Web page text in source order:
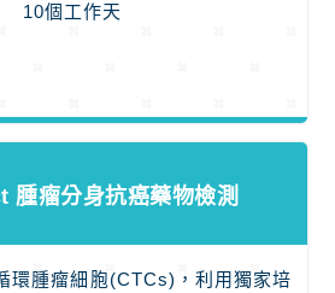
10個工作天
腫瘤分身抗癌藥物檢測
環腫瘤細胞(CTCs)，利用獨家培